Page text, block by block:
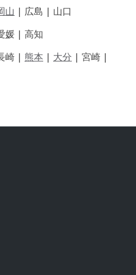
山 | 広島 | 山口
媛 | 高知
崎 | 熊本 | 大分 | 宮崎 |